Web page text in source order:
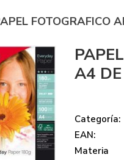
FOTOGRAFICO
A4
Categoría:
EAN:
Materia